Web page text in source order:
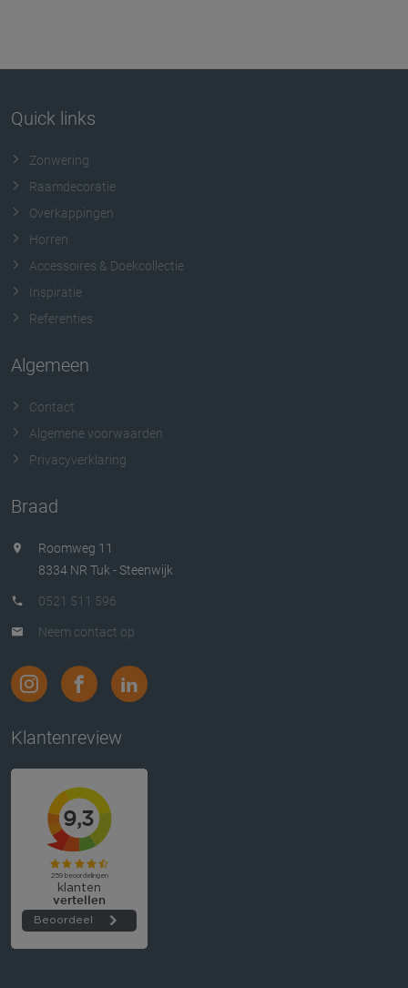
Quick links
Zonwering
Raamdecoratie
Overkappingen
Horren
Accessoires & Doekcollectie
Inspiratie
Referenties
Algemeen
Contact
Algemene voorwaarden
Privacyverklaring
Braad
Roomweg 11
8334 NR Tuk - Steenwijk
0521 511 596
Neem contact op
Klantenreview